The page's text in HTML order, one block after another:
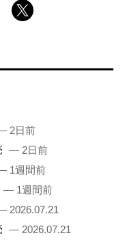
2日前
— 2日前
1週間前
— 1週間前
2026.07.21
— 2026.07.21